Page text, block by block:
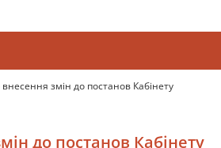
змін до постанов Кабінету
до постанов Кабінету